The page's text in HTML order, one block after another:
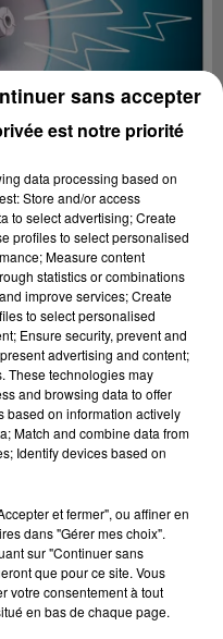
DU 18/04/2024 À
est notre priorité
data processing based on
Store and/or access
to select advertising; Create
profiles to select personalised
Measure content
statistics or combinations
improve services; Create
to select personalised
Ensure security, prevent and
advertising and content;
These technologies may
and browsing data to offer
based on information actively
Match and combine data from
Identify devices based on
et fermer", ou affiner en
dans "Gérer mes choix".
sur "Continuer sans
que pour ce site. Vous
votre consentement à tout
en bas de chaque page.
sans accepter